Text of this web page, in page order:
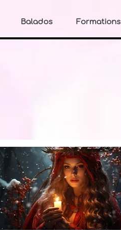
Balados Formations